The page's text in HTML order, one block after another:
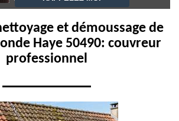
et démoussage de
Haye 50490: couvreur
professionnel